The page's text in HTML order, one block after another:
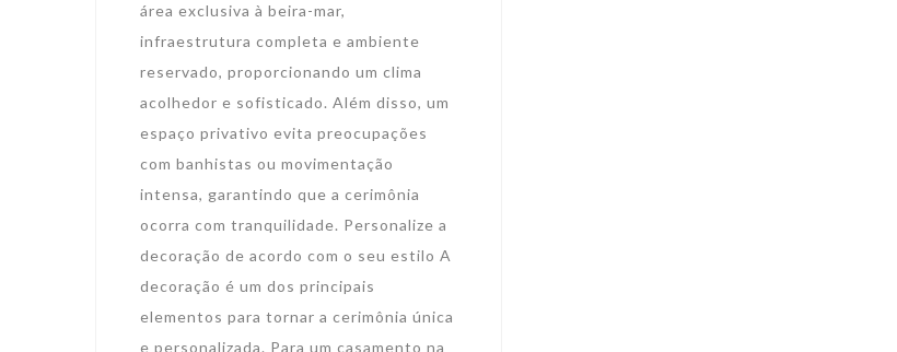
área exclusiva à beira-mar,
infraestrutura completa e ambiente
reservado, proporcionando um clima
acolhedor e sofisticado. Além disso, um
espaço privativo evita preocupações
com banhistas ou movimentação
intensa, garantindo que a cerimônia
ocorra com tranquilidade. Personalize a
decoração de acordo com o seu estilo A
decoração é um dos principais
elementos para tornar a cerimônia única
e personalizada. Para um casamento na